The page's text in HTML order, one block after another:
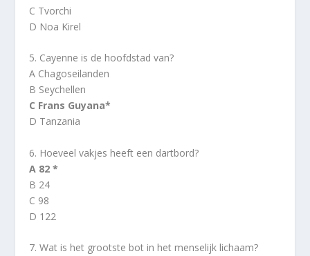
C Tvorchi
D Noa Kirel
5. Cayenne is de hoofdstad van?
A Chagoseilanden
B Seychellen
C Frans Guyana*
D Tanzania
6. Hoeveel vakjes heeft een dartbord?
A 82 *
B 24
C 98
D 122
7. Wat is het grootste bot in het menselijk lichaam?